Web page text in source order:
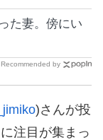
た妻。傍にい
Recommended by
)さんが投
注目が集まっ